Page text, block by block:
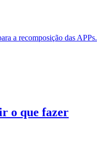
a recomposição das APPs.
o que fazer